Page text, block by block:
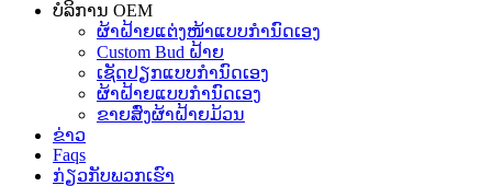
ບໍລິການ OEM
ຜ້າຝ້າຍແຕ່ງໜ້າແບບກຳນົດເອງ
Custom Bud ຝ້າຍ
ເຊັດປຽກແບບກຳນົດເອງ
ຜ້າຝ້າຍແບບກຳນົດເອງ
ຂາຍສົ່ງຜ້າຝ້າຍມ້ວນ
ຂ່າວ
Faqs
ກ່ຽວກັບພວກເຮົາ